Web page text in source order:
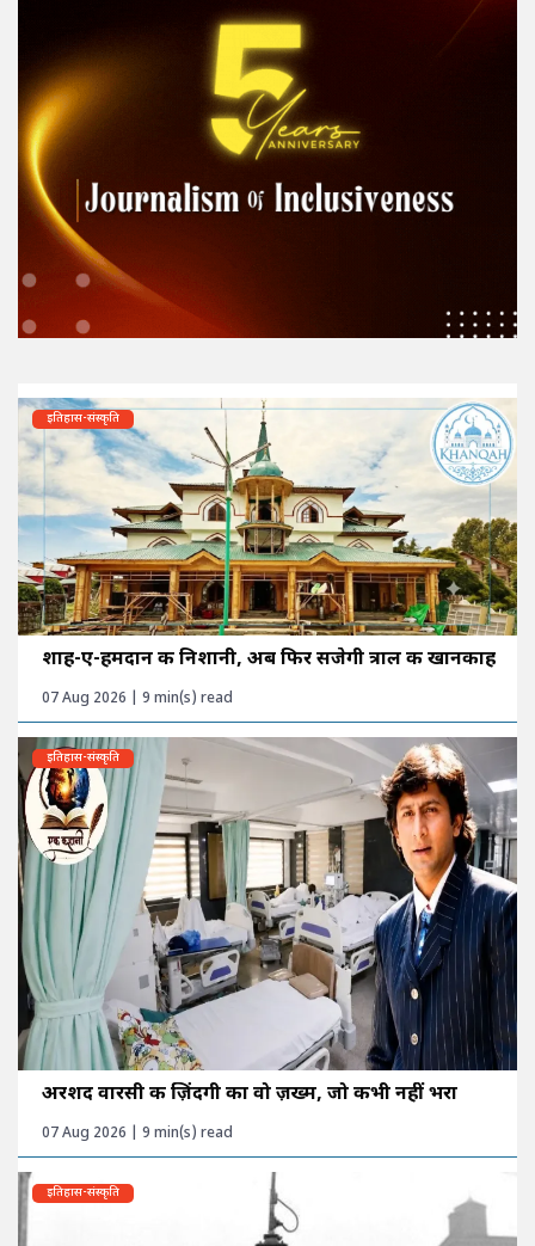
इतिहास-संस्कृति
शाह-ए-हमदान की निशानी, अब फिर सजेगी त्राल की खानकाह
07 Aug 2026 | 9 min(s) read
इतिहास-संस्कृति
अरशद वारसी की ज़िंदगी का वो ज़ख्म, जो कभी नहीं भरा
07 Aug 2026 | 9 min(s) read
इतिहास-संस्कृति